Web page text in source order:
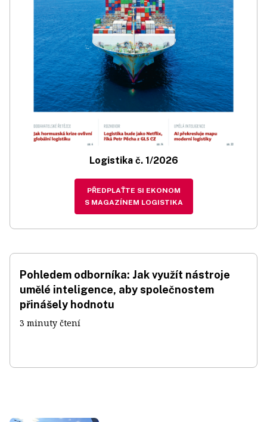
Logistika č. 1/2026
PŘEDPLAŤTE SI EKONOM
S MAGAZÍNEM LOGISTIKA
Pohledem odborníka: Jak využít nástroje
umělé inteligence, aby společnostem
přinášely hodnotu
3 minuty čtení